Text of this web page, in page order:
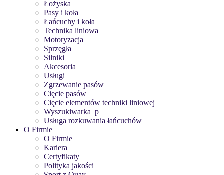
Łożyska
Pasy i koła
Łańcuchy i koła
Technika liniowa
Motoryzacja
Sprzęgła
Silniki
Akcesoria
Usługi
Zgrzewanie pasów
Cięcie pasów
Cięcie elementów techniki liniowej
Wyszukiwarka_p
Usługa rozkuwania łańcuchów
O Firmie
O Firmie
Kariera
Certyfikaty
Polityka jakości